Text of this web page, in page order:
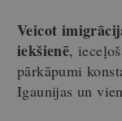
Veicot
iekšienē,
pārkāpumi
Igaunijas un